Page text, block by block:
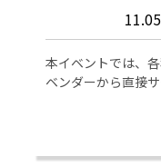
本イベントでは、
ベンダーから直接